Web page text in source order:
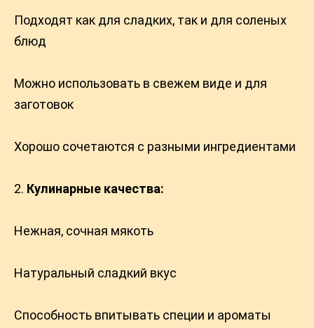
Подходят как для сладких, так и для соленых
блюд
Можно использовать в свежем виде и для
заготовок
Хорошо сочетаются с разными ингредиентами
Кулинарные качества:
Нежная, сочная мякоть
Натуральный сладкий вкус
Способность впитывать специи и ароматы